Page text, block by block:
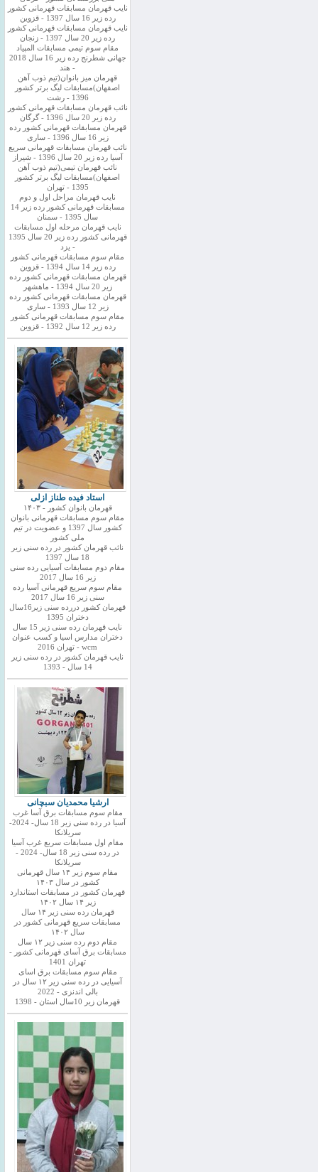
نایب قهرمان مسابقات قهرمانی کشور
رده زیر 16 سال 1397 - قزوین
نایب قهرمان مسابقات قهرمانی کشور
رده زیر 20 سال 1397 - زنجان
مقام سوم تیمی مسابقات المپیاد
جهانی شطرنج رده زیر 16 سال 2018
- هند
قهرمان میز بانوان(تیم ذوب آهن
اصفهان)مسابقات لیگ برتر کشور
1396 - رشت
نائب قهرمان مسابقات قهرمانی کشور
رده زیر 20 سال 1396 - گرگان
قهرمان مسابقات قهرمانی کشور رده
زیر 16 سال 1396 - ساری
نائب قهرمان مسابقات قهرمانی سریع
آسیا رده زیر 20 سال 1396 - شیراز
نائب قهرمان تیمی(تیم ذوب آهن
اصفهان)مسابقات لیگ برتر کشور
1395 - تهران
نایب قهرمان مراحل اول و دوم
مسابقات قهرمانی کشور رده زیر 14
سال 1395 - سمنان
نایب قهرمان مرحله اول مسابقات
قهرمانی کشور رده زیر 20 سال 1395
- یزد
مقام سوم مسابقات قهرمانی کشور
رده زیر 14 سال 1394 - قزوین
قهرمان مسابقات قهرمانی کشور رده
زیر 20 سال 1394 - ماهشهر
قهرمان مسابقات قهرمانی کشور رده
زیر 12 سال 1393 - ساری
مقام سوم مسابقات قهرمانی کشور
رده زیر 12 سال 1392 - قزوین
استاد فیده طناز ازلی
قهرمان بانوان کشور - ۱۴۰۳
مقام سوم مسابقات قهرمانی بانوان
کشور سال 1397 و عضویت در تیم
ملی کشور
نائب قهرمان کشور در رده سنی زیر
18 سال 1397
مقام دوم مسابقات آسیایی رده سنی
زیر 16 سال 2017
مقام سوم سریع قهرمانی آسیا رده
سنی زیر 16 سال 2017
قهرمان کشور دررده سنی زیر16سال
دختران 1395
نایب قهرمان رده سنی زیر 15 سال
دختران مدارس اسیا و کسب عنوان
wcm - تهران 2016
نایب قهرمان کشور در رده سنی زیر
14 سال - 1393
ارشیا محمدیان سبچانی
مقام سوم مسابقات برق آسا غرب
آسیا در رده سنی زیر 18 سال- 2024-
سریلانکا
مقام اول مسابقات سریع غرب آسیا
در رده سنی زیر 18 سال- 2024 -
سریلانکا
مقام سوم زیر ۱۴ سال قهرمانی
کشور در سال ۱۴۰۳
قهرمان کشور در مسابقات استاندارد
زیر ۱۴ سال ۱۴۰۲
قهرمان رده سنی زیر ۱۴ سال
مسابقات سریع قهرمانی کشور در
سال ۱۴۰۲
مقام دوم رده سنی زیر ۱۲ سال
مسابقات برق آسای قهرمانی کشور -
تهران 1401
مقام سوم مسابقات برق اسای
آسیایی در رده سنی زیر ۱۲ سال در
بالی اندنزی - 2022
قهرمان زیر 10سال استان - 1398